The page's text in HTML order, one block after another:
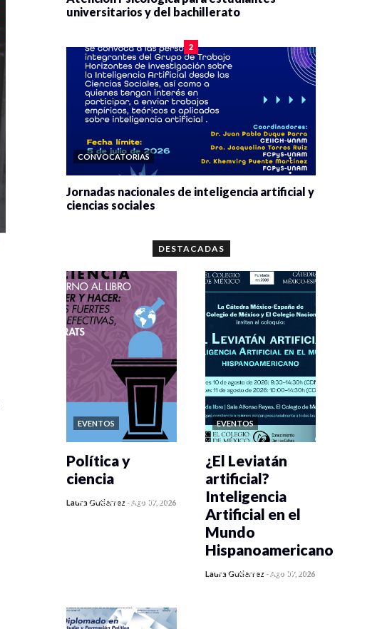
universitarios y del bachillerato
2
CONVOCATORIAS
Jornadas nacionales de inteligencia artificial y
ciencias sociales
DESTACADAS
EVENTOS
0 veces compartido
Política y
ciencia
Laura Gutiérrez -Ago 07, 2026
EVENTOS
0 veces compartido
¿El Leviatán
artificial?
Inteligencia
Artificial en el
Mundo
Hispanoamericano
Laura Gutiérrez -Ago 07, 2026